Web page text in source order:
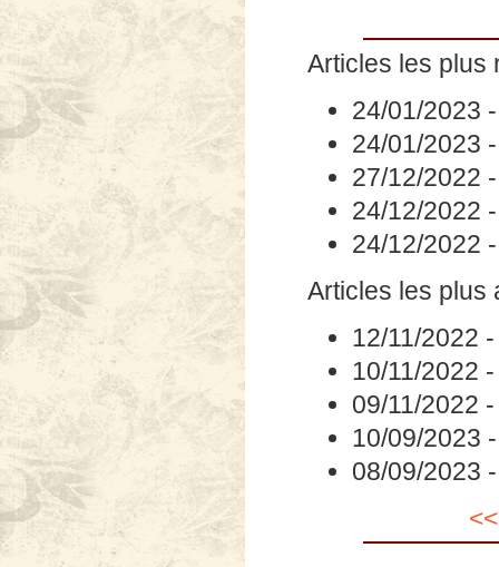
Articles les plus
24/01/2023
24/01/2023
27/12/2022
24/12/2022
24/12/2022
Articles les plus
12/11/2022
10/11/2022
09/11/2022
10/09/2023
08/09/2023